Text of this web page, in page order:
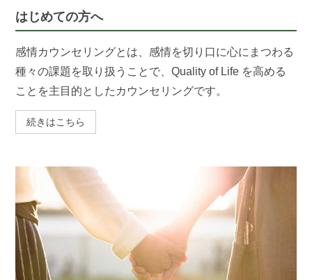
はじめての方へ
感情カウンセリングとは、感情を切り口に心にまつわる
種々の課題を取り扱うことで、Quality of Life を高める
ことを主目的としたカウンセリングです。
続きはこちら